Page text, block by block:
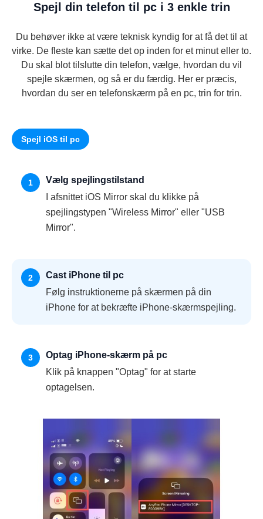
Spejl din telefon til pc i 3 enkle trin
Du behøver ikke at være teknisk kyndig for at få det til at
virke. De fleste kan sætte det op inden for et minut eller to.
Du skal blot tilslutte din telefon, vælge, hvordan du vil
spejle skærmen, og så er du færdig. Her er præcis,
hvordan du ser en telefonskærm på en pc, trin for trin.
Spejl iOS til pc
1
Vælg spejlingstilstand
I afsnittet iOS Mirror skal du klikke på
spejlingstypen "Wireless Mirror" eller "USB
Mirror".
2
Cast iPhone til pc
Følg instruktionerne på skærmen på din
iPhone for at bekræfte iPhone-skærmspejling.
3
Optag iPhone-skærm på pc
Klik på knappen "Optag" for at starte
optagelsen.